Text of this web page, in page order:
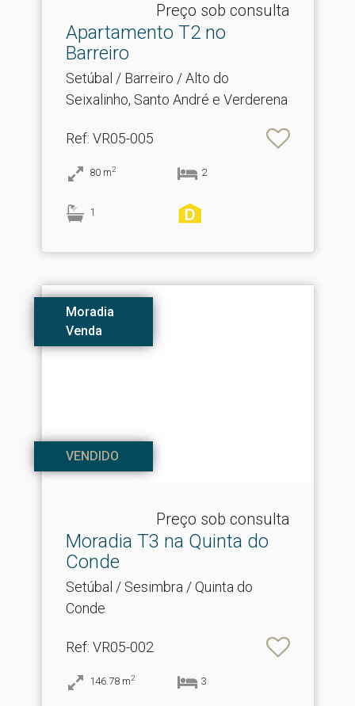
Preço sob consulta
Apartamento T2 no
Barreiro
Setúbal / Barreiro / Alto do
Seixalinho, Santo André e Verderena
Ref: VR05-005
80 m2 2
1
Moradia
Venda
VENDIDO
Preço sob consulta
Moradia T3 na Quinta do
Conde
Setúbal / Sesimbra / Quinta do
Conde
Ref: VR05-002
146.78 m2 3